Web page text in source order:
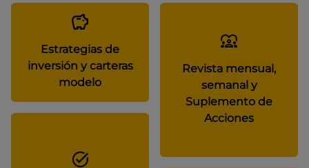
Estrategias de
inversión y carteras
modelo
Revista mensual,
semanal y
Suplemento de
Acciones